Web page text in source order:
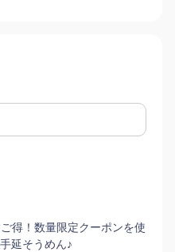
得！数量限定クーポンを使
延そうめん♪